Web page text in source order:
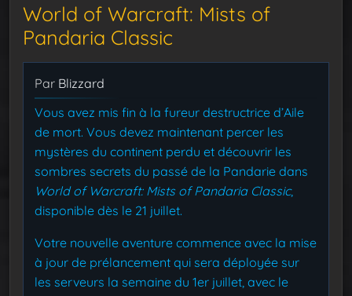
World of Warcraft: Mists of
Pandaria Classic
Par Blizzard
Vous avez mis fin à la fureur destructrice d’Aile
de mort. Vous devez maintenant percer les
mystères du continent perdu et découvrir les
sombres secrets du passé de la Pandarie dans
World of Warcraft: Mists of Pandaria Classic,
disponible dès le 21 juillet.
Votre nouvelle aventure commence avec la mise
à jour de prélancement qui sera déployée sur
les serveurs la semaine du 1er juillet, avec le